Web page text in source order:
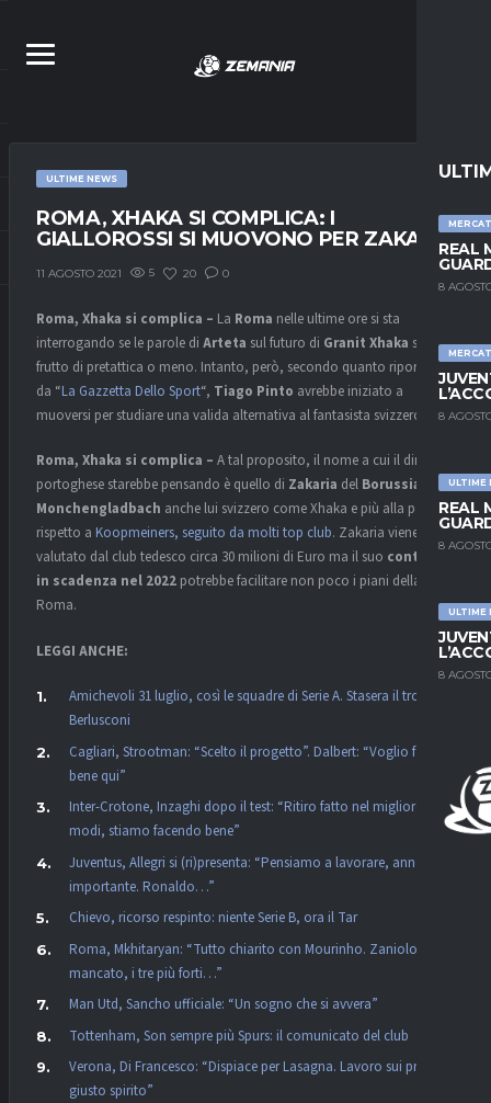
REAL
8
8
ULTIME
REAL
8
ULTIME
8
ULTIME NEWS
ROMA, XHAKA SI COMPLICA: I
GIALLOROSSI SI MUOVONO PER ZAKARIA
11 AGOSTO 2021 5 20 0
Roma, Xhaka si complica – La Roma nelle ultime ore si sta
interrogando se le parole di Arteta sul futuro di Granit Xhaka siano
frutto di pretattica o meno. Intanto, però, secondo quanto riportato
da “La Gazzetta Dello Sport“, Tiago Pinto avrebbe iniziato a
muoversi per studiare una valida alternativa al fantasista svizzero.
Roma, Xhaka si complica – A tal proposito, il nome a cui il dirigente
portoghese starebbe pensando è quello di Zakaria del Borussia
Monchengladbach anche lui svizzero come Xhaka e più alla portata
rispetto a Koopmeiners, seguito da molti top club. Zakaria viene
valutato dal club tedesco circa 30 milioni di Euro ma il suo contratto
in scadenza nel 2022 potrebbe facilitare non poco i piani della
Roma.
LEGGI ANCHE:
Amichevoli 31 luglio, così le squadre di Serie A. Stasera il trofeo
Berlusconi
Cagliari, Strootman: “Scelto il progetto”. Dalbert: “Voglio far
bene qui”
Inter-Crotone, Inzaghi dopo il test: “Ritiro fatto nel migliore dei
modi, stiamo facendo bene”
Juventus, Allegri si (ri)presenta: “Pensiamo a lavorare, anno
importante. Ronaldo…”
Chievo, ricorso respinto: niente Serie B, ora il Tar
Roma, Mkhitaryan: “Tutto chiarito con Mourinho. Zaniolo è
mancato, i tre più forti…”
Man Utd, Sancho ufficiale: “Un sogno che si avvera”
Tottenham, Son sempre più Spurs: il comunicato del club
Verona, Di Francesco: “Dispiace per Lasagna. Lavoro sui principi,
giusto spirito”